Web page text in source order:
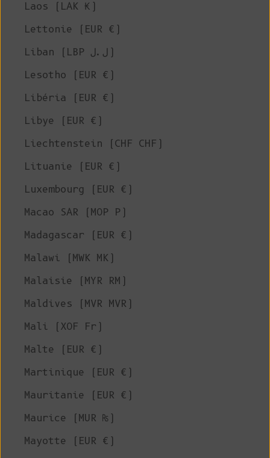
Laos (LAK ₭)
Lettonie (EUR €)
Liban (LBP ل.ل)
Lesotho (EUR €)
Libéria (EUR €)
Libye (EUR €)
Liechtenstein (CHF CHF)
Lituanie (EUR €)
Luxembourg (EUR €)
Macao SAR (MOP P)
Madagascar (EUR €)
Malawi (MWK MK)
Malaisie (MYR RM)
Maldives (MVR MVR)
Mali (XOF Fr)
Malte (EUR €)
Martinique (EUR €)
Mauritanie (EUR €)
Maurice (MUR ₨)
Mayotte (EUR €)